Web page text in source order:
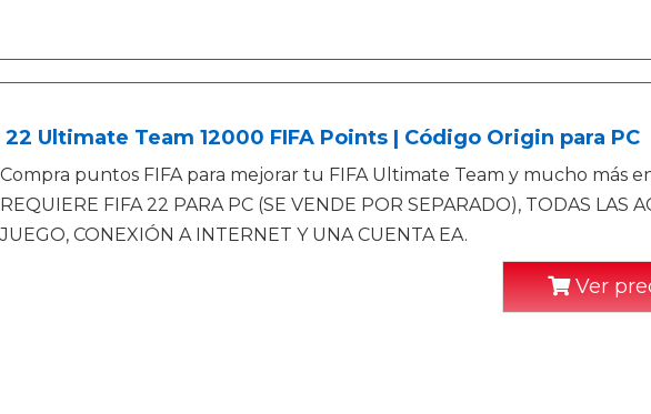
22 Ultimate Team 12000 FIFA Points | Código Origin para PC
Compra puntos FIFA para mejorar tu FIFA Ultimate Team y mucho más
REQUIERE FIFA 22 PARA PC (SE VENDE POR SEPARADO), TODAS LAS
JUEGO, CONEXIÓN A INTERNET Y UNA CUENTA EA.
Ver